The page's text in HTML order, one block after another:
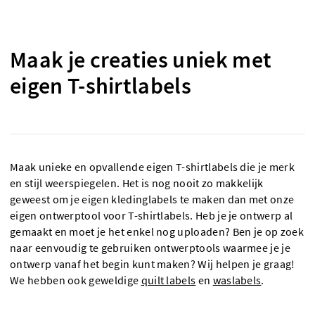
Maak je creaties uniek met
eigen T-shirtlabels
Maak unieke en opvallende eigen T-shirtlabels die je merk
en stijl weerspiegelen. Het is nog nooit zo makkelijk
geweest om je eigen kledinglabels te maken dan met onze
eigen ontwerptool voor T-shirtlabels. Heb je je ontwerp al
gemaakt en moet je het enkel nog uploaden? Ben je op zoek
naar eenvoudig te gebruiken ontwerptools waarmee je je
ontwerp vanaf het begin kunt maken? Wij helpen je graag!
We hebben ook geweldige quilt labels en waslabels.